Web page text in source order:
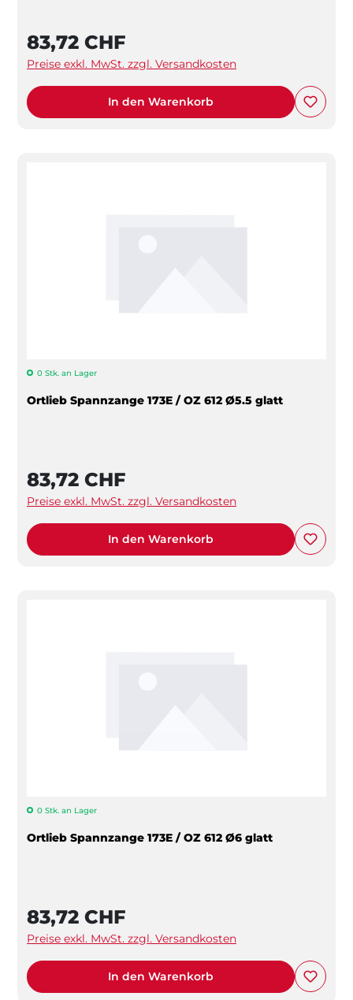
83,72 CHF
Preise exkl. MwSt. zzgl. Versandkosten
In den Warenkorb
0 Stk. an Lager
Ortlieb Spannzange 173E / OZ 612 Ø5.5 glatt
83,72 CHF
Preise exkl. MwSt. zzgl. Versandkosten
In den Warenkorb
0 Stk. an Lager
Ortlieb Spannzange 173E / OZ 612 Ø6 glatt
83,72 CHF
Preise exkl. MwSt. zzgl. Versandkosten
In den Warenkorb